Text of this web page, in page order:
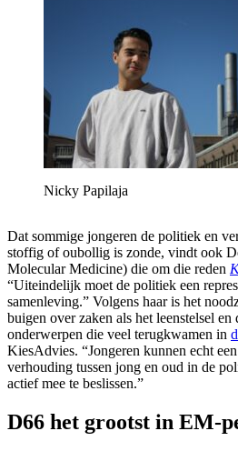
Nicky Papilaja
Dat sommige jongeren de politiek en
stoffig of oubollig is zonde, vindt ook
Molecular Medicine) die om die reden
“Uiteindelijk moet de politiek een
samenleving.” Volgens haar is het
buigen over zaken als het leenstelsel en
onderwerpen die veel terugkwamen in
KiesAdvies. “Jongeren kunnen echt
verhouding tussen jong en oud in de
actief mee te beslissen.”
D66 het grootst in EM-